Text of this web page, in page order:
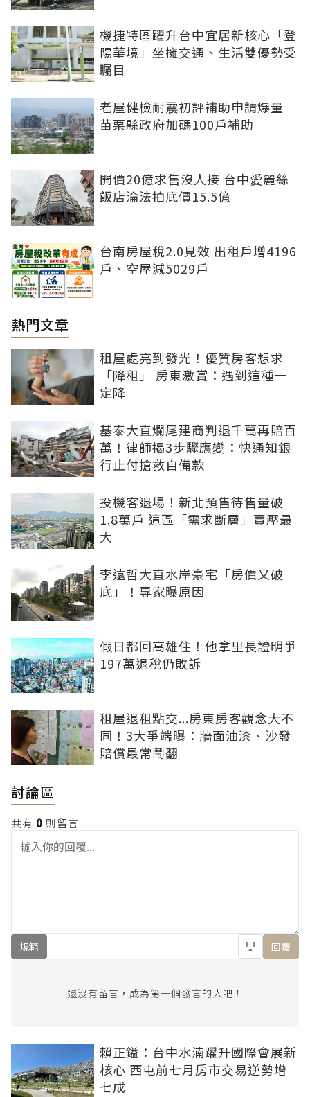
機捷特區躍升台中宜居新核心「登
陽華境」坐擁交通、生活雙優勢受
矚目
老屋健檢耐震初評補助申請爆量
苗栗縣政府加碼100戶補助
開價20億求售沒人接 台中愛麗絲
飯店淪法拍底價15.5億
台南房屋稅2.0見效 出租戶增4196
戶、空屋減5029戶
熱門文章
租屋處亮到發光！優質房客想求
「降租」 房東激賞：遇到這種一
定降
基泰大直爛尾建商判退千萬再賠百
萬！律師揭3步驟應變：快通知銀
行止付搶救自備款
投機客退場！新北預售待售量破
1.8萬戶 這區「需求斷層」賣壓最
大
李遠哲大直水岸豪宅「房價又破
底」！專家曝原因
假日都回高雄住！他拿里長證明爭
197萬退稅仍敗訴
租屋退租點交...房東房客觀念大不
同！3大爭端曝：牆面油漆、沙發
賠償最常鬧翻
討論區
共有 0 則留言
規範 回覆
還沒有留言，成為第一個發言的人吧！
賴正鎰：台中水湳躍升國際會展新
核心 西屯前七月房市交易逆勢增
七成